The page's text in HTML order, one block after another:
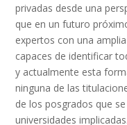
privadas desde una
que en un futuro
expertos con una
capaces de identificar
y actualmente esta
ninguna de las
de los posgrados que
universidades implicadas.